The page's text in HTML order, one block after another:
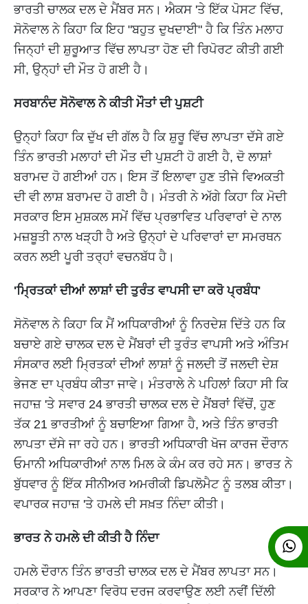
ਭਾਰਤੀ ਚਾਲਕ ਦਲ ਦੇ ਮੈਂਬਰ ਸਨ। ਐਕਸ 'ਤੇ ਇੱਕ ਪੋਸਟ ਵਿੱਚ,
ਸੋਨੋਵਾਲ ਨੇ ਕਿਹਾ ਕਿ ਇਹ "ਬਹੁਤ ਦੁਖਦਾਈ" ਹੈ ਕਿ ਤਿੰਨ ਮਲਾਹ
ਜਿਨ੍ਹਾਂ ਦੀ ਸ਼ੁਰੂਆਤ ਵਿੱਚ ਲਾਪਤਾ ਹੋਣ ਦੀ ਰਿਪੋਰਟ ਕੀਤੀ ਗਈ
ਸੀ, ਉਨ੍ਹਾਂ ਦੀ ਮੌਤ ਹੋ ਗਈ ਹੈ।
ਸਰਬਾਨੰਦ ਸੋਨੋਵਾਲ ਨੇ ਕੀਤੀ ਮੌਤਾਂ ਦੀ ਪੁਸ਼ਟੀ
ਉਨ੍ਹਾਂ ਕਿਹਾ ਕਿ ਦੁੱਖ ਦੀ ਗੱਲ ਹੈ ਕਿ ਸ਼ੁਰੂ ਵਿੱਚ ਲਾਪਤਾ ਦੱਸੇ ਗਏ
ਤਿੰਨ ਭਾਰਤੀ ਮਲਾਹਾਂ ਦੀ ਮੌਤ ਦੀ ਪੁਸ਼ਟੀ ਹੋ ​​ਗਈ ਹੈ, ਦੋ ਲਾਸ਼ਾਂ
ਬਰਾਮਦ ਹੋ ਗਈਆਂ ਹਨ। ਇਸ ਤੋਂ ਇਲਾਵਾ ਹੁਣ ਤੀਜੇ ਵਿਅਕਤੀ
ਦੀ ਵੀ ਲਾਸ਼ ਬਰਾਮਦ ਹੋ ਗਈ ਹੈ। ਮੰਤਰੀ ਨੇ ਅੱਗੇ ਕਿਹਾ ਕਿ ਮੋਦੀ
ਸਰਕਾਰ ਇਸ ਮੁਸ਼ਕਲ ਸਮੇਂ ਵਿੱਚ ਪ੍ਰਭਾਵਿਤ ਪਰਿਵਾਰਾਂ ਦੇ ਨਾਲ
ਮਜ਼ਬੂਤੀ ਨਾਲ ਖੜ੍ਹੀ ਹੈ ਅਤੇ ਉਨ੍ਹਾਂ ਦੇ ਪਰਿਵਾਰਾਂ ਦਾ ਸਮਰਥਨ
ਕਰਨ ਲਈ ਪੂਰੀ ਤਰ੍ਹਾਂ ਵਚਨਬੱਧ ਹੈ।
'ਮ੍ਰਿਤਕਾਂ ਦੀਆਂ ਲਾਸ਼ਾਂ ਦੀ ਤੁਰੰਤ ਵਾਪਸੀ ਦਾ ਕਰੋ ਪ੍ਰਬੰਧ'
ਸੋਨੋਵਾਲ ਨੇ ਕਿਹਾ ਕਿ ਮੈਂ ਅਧਿਕਾਰੀਆਂ ਨੂੰ ਨਿਰਦੇਸ਼ ਦਿੱਤੇ ਹਨ ਕਿ
ਬਚਾਏ ਗਏ ਚਾਲਕ ਦਲ ਦੇ ਮੈਂਬਰਾਂ ਦੀ ਤੁਰੰਤ ਵਾਪਸੀ ਅਤੇ ਅੰਤਿਮ
ਸੰਸਕਾਰ ਲਈ ਮ੍ਰਿਤਕਾਂ ਦੀਆਂ ਲਾਸ਼ਾਂ ਨੂੰ ਜਲਦੀ ਤੋਂ ਜਲਦੀ ਦੇਸ਼
ਭੇਜਣ ਦਾ ਪ੍ਰਬੰਧ ਕੀਤਾ ਜਾਵੇ। ਮੰਤਰਾਲੇ ਨੇ ਪਹਿਲਾਂ ਕਿਹਾ ਸੀ ਕਿ
ਜਹਾਜ਼ 'ਤੇ ਸਵਾਰ 24 ਭਾਰਤੀ ਚਾਲਕ ਦਲ ਦੇ ਮੈਂਬਰਾਂ ਵਿੱਚੋਂ, ਹੁਣ
ਤੱਕ 21 ਭਾਰਤੀਆਂ ਨੂੰ ਬਚਾਇਆ ਗਿਆ ਹੈ, ਅਤੇ ਤਿੰਨ ਭਾਰਤੀ
ਲਾਪਤਾ ਦੱਸੇ ਜਾ ਰਹੇ ਹਨ। ਭਾਰਤੀ ਅਧਿਕਾਰੀ ਖੋਜ ਕਾਰਜ ਦੌਰਾਨ
ਓਮਾਨੀ ਅਧਿਕਾਰੀਆਂ ਨਾਲ ਮਿਲ ਕੇ ਕੰਮ ਕਰ ਰਹੇ ਸਨ। ਭਾਰਤ ਨੇ
ਬੁੱਧਵਾਰ ਨੂੰ ਇੱਕ ਸੀਨੀਅਰ ਅਮਰੀਕੀ ਡਿਪਲੋਮੈਟ ਨੂੰ ਤਲਬ ਕੀਤਾ।
ਵਪਾਰਕ ਜਹਾਜ਼ 'ਤੇ ਹਮਲੇ ਦੀ ਸਖ਼ਤ ਨਿੰਦਾ ਕੀਤੀ।
ਭਾਰਤ ਨੇ ਹਮਲੇ ਦੀ ਕੀਤੀ ਹੈ ਨਿੰਦਾ
ਹਮਲੇ ਦੌਰਾਨ ਤਿੰਨ ਭਾਰਤੀ ਚਾਲਕ ਦਲ ਦੇ ਮੈਂਬਰ ਲਾਪਤਾ ਸਨ।
ਸਰਕਾਰ ਨੇ ਆਪਣਾ ਵਿਰੋਧ ਦਰਜ ਕਰਵਾਉਣ ਲਈ ਨਵੀਂ ਦਿੱਲੀ